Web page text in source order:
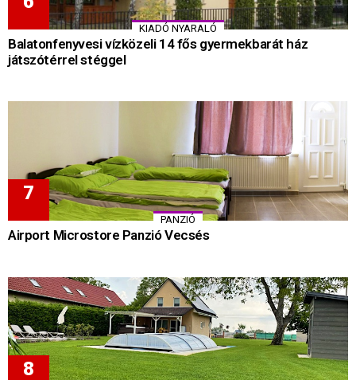
KIADÓ NYARALÓ
Balatonfenyvesi vízközeli 14 fős gyermekbarát ház
játszótérrel stéggel
PANZIÓ
Airport Microstore Panzió Vecsés